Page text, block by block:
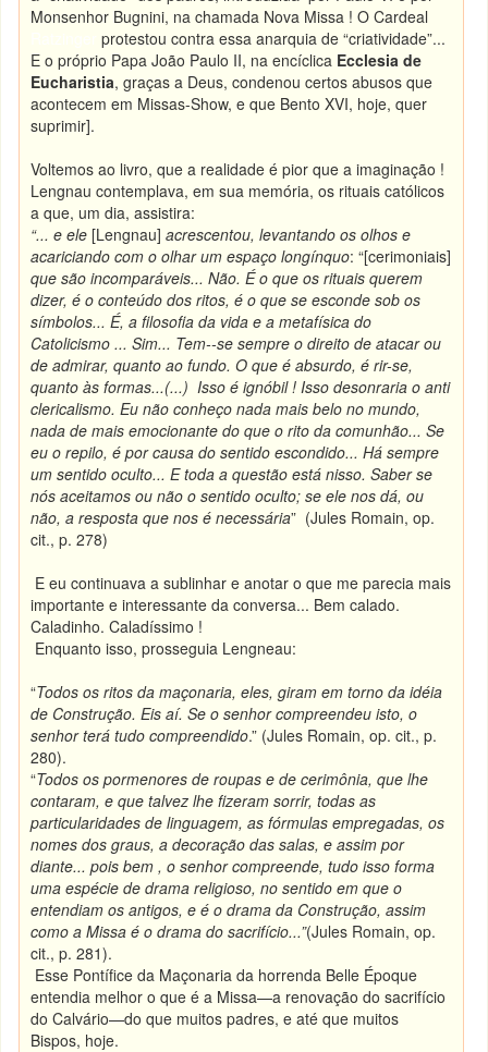
Monsenhor Bugnini, na chamada Nova Missa ! O Cardeal
Ratzingerprotestou contra essa anarquia de “criatividade”...
E o próprio Papa João Paulo II, na encíclica Ecclesia de
Eucharistia, graças a Deus, condenou certos abusos que
acontecem em Missas-Show, e que Bento XVI, hoje, quer
suprimir].
Voltemos ao livro, que a realidade é pior que a imaginação !
Lengnau contemplava, em sua memória, os rituais católicos
a que, um dia, assistira:
“... e ele [Lengnau]acrescentou, levantando os olhos e
acariciando com o olhar um espaço longínquo: “[cerimoniais]
que são incomparáveis... Não. É o que os rituais querem
dizer, é o conteúdo dos ritos, é o que se esconde sob os
símbolos... É, a filosofia da vida e a metafísica do
Catolicismo ... Sim... Tem--se sempre o direito de atacar ou
de admirar, quanto ao fundo. O que é absurdo, é rir-se,
quanto às formas...(...) Isso é ignóbil ! Isso desonraria o anti
clericalismo. Eu não conheço nada mais belo no mundo,
nada de mais emocionante do que o rito da comunhão... Se
eu o repilo, é por causa do sentido escondido... Há sempre
um sentido oculto... E toda a questão está nisso. Saber se
nós aceitamos ou não o sentido oculto; se ele nos dá, ou
não, a resposta que nos é necessária” (Jules Romain, op.
cit., p. 278)
E eu continuava a sublinhar e anotar o que me parecia mais
importante e interessante da conversa... Bem calado.
Caladinho. Caladíssimo !
Enquanto isso, prosseguia Lengneau:
“Todos os ritos da maçonaria, eles, giram em torno da idéia
de Construção. Eis aí. Se o senhor compreendeu isto, o
senhor terá tudo compreendido.” (Jules Romain, op. cit., p.
280).
“Todos os pormenores de roupas e de cerimônia, que lhe
contaram, e que talvez lhe fizeram sorrir, todas as
particularidades de linguagem, as fórmulas empregadas, os
nomes dos graus, a decoração das salas, e assim por
diante... pois bem , o senhor compreende, tudo isso forma
uma espécie de drama religioso, no sentido em que o
entendiam os antigos, e é o drama da Construção, assim
como a Missa é o drama do sacrifício...”(Jules Romain, op.
cit., p. 281).
Esse Pontífice da Maçonaria da horrenda Belle Époque
entendia melhor o que é a Missa—a renovação do sacrifício
do Calvário—do que muitos padres, e até que muitos
Bispos, hoje.